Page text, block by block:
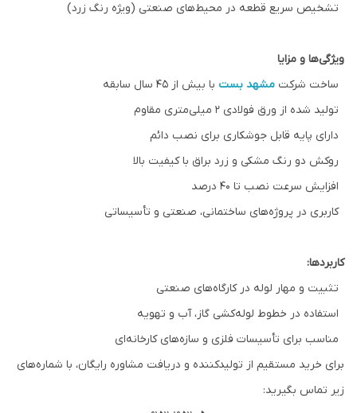
تشخیص سریع قطعه در محیط‌های صنعتی (ویژه رنگ زرد)
ویژگی‌ها و مزایا
ساخت شرکت مشهد بست با بیش از ۴۵ سال سابقه
تولید شده از ورق فولادی ۲ میلی‌متری مقاوم
دارای پایه قابل جوشکاری برای نصب دائم
روکش دو رنگ مشکی و زرد براق با کیفیت بالا
افزایش سرعت نصب تا ۴۰ درصد
کاربری در پروژه‌های ساختمانی، صنعتی و تأسیساتی
کاربردها:
تثبیت و مهار لوله در کارگاه‌های صنعتی
استفاده در خطوط لوله‌کشی گاز، آب و تهویه
مناسب برای تأسیسات فلزی و سازه‌های کارخانه‌ای
برای خرید مستقیم از تولیدکننده و دریافت مشاوره رایگان، با شماره‌های
زیر تماس بگیرید: